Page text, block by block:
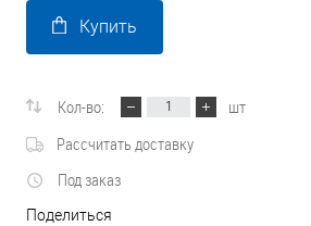
Купить
Кол-во:
шт
Рассчитать доставку
Под заказ
Поделиться